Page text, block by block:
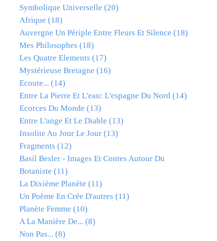
Symbolique Universelle (20)
Afrique (18)
Auvergne Un Périple Entre Fleurs Et Silence (18)
Mes Philosophes (18)
Les Quatre Elements (17)
Mystérieuse Bretagne (16)
Ecoute... (14)
Entre La Pierre Et L'eau: L'espagne Du Nord (14)
Ecorces Du Monde (13)
Entre L'ange Et Le Diable (13)
Insolite Au Jour Le Jour (13)
Fragments (12)
Basil Besler - Images Et Contes Autour Du
Botaniste (11)
La Dixième Planète (11)
Un Poème En Crée D'autres (11)
Planète Femme (10)
A La Manière De... (8)
Non Pas... (8)